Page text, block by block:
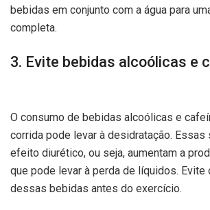
bebidas em conjunto com a água para
completa.
3. Evite bebidas alcoólicas e
O consumo de bebidas alcoólicas e
corrida pode levar à desidratação.
efeito diurético, ou seja, aumentam a
que pode levar à perda de líquidos. Evite
dessas bebidas antes do exercício.